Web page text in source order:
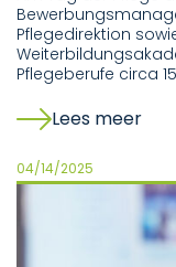
Pflegedirektion
Pflegeberufe circa
Lees meer
04/14/2025